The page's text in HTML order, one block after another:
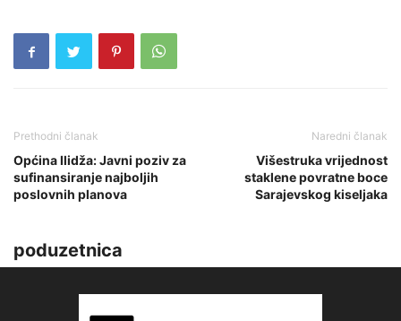
Prethodni članak
Općina Ilidža: Javni poziv za
sufinansiranje najboljih
poslovnih planova
Naredni članak
Višestruka vrijednost
staklene povratne boce
Sarajevskog kiseljaka
poduzetnica